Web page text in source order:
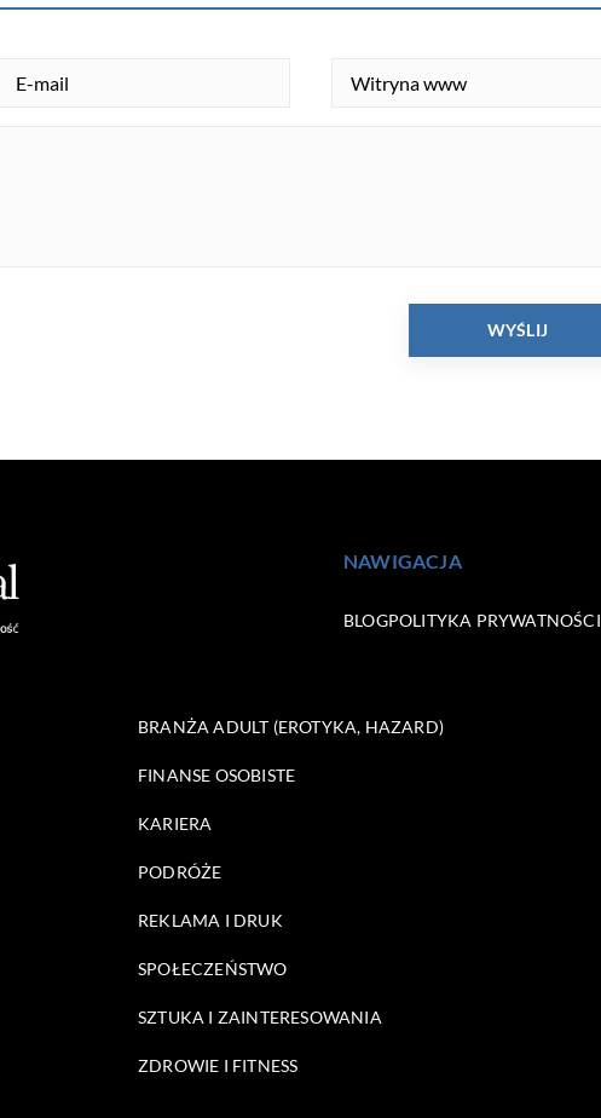
NAWIGACJA
BLOGPOLITYKA PRYWATNOŚCI
BRANŻA ADULT (EROTYKA, HAZARD)
FINANSE OSOBISTE
KARIERA
PODRÓŻE
REKLAMA I DRUK
SPOŁECZEŃSTWO
SZTUKA I ZAINTERESOWANIA
ZDROWIE I FITNESS